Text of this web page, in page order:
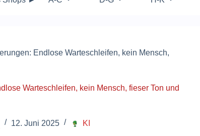
Endlose Warteschleifen, kein Mensch,
Warteschleifen, kein Mensch, fieser Ton und
12. Juni 2025 KI